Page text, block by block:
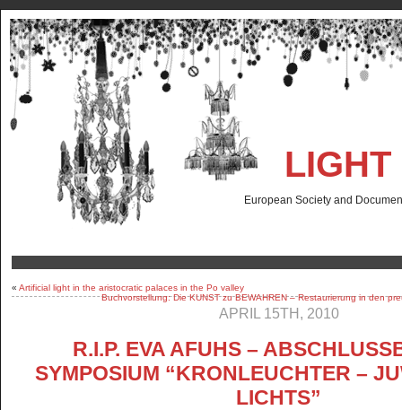
European Society and
« Artificial light in the aristocratic palaces in the Po valley
Buchvorstellung: Die KUNST zu BEWAHREN – Restaurierung in den
APRIL 15TH, 2010
R.I.P. EVA AFUHS –
SYMPOSIUM “KRONLEUCHTER –
LICHTS”